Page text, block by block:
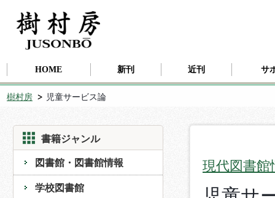
HOME 新刊 近刊 サ
樹村房 児童サービス論
書籍ジャンル
図書館・図書館情報
学校図書館
現代図書